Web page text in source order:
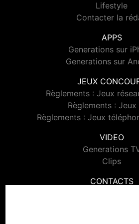
Lifestyle
Contacter la
APPS
Generations sur
Generations sur
JEUX
Règlements : Jeux
Règlements : Jeux
Règlements : Jeux
VIDEO
Generations
Clips
CONTACTS